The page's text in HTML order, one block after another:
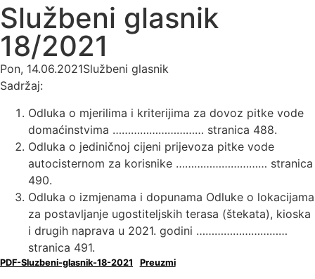
Službeni glasnik
18/2021
Pon, 14.06.2021Službeni glasnik
Sadržaj:
Odluka o mjerilima i kriterijima za dovoz pitke vode
domaćinstvima ………………………… stranica 488.
Odluka o jediničnoj cijeni prijevoza pitke vode
autocisternom za korisnike ………………………… stranica
490.
Odluka o izmjenama i dopunama Odluke o lokacijama
za postavljanje ugostiteljskih terasa (štekata), kioska
i drugih naprava u 2021. godini …………………………
stranica 491.
PDF-Sluzbeni-glasnik-18-2021 Preuzmi